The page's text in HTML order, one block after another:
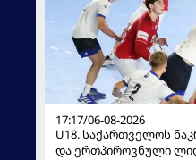
17:17/06-08-2026
U18. საქართველოს
და ერთპიროვნული